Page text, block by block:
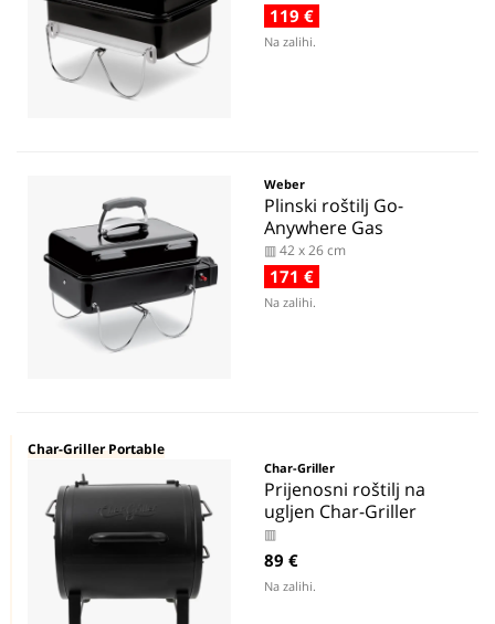
119 €
Na zalihi.
Weber
Plinski roštilj Go-
Anywhere Gas
▥ 42 x 26 cm
171 €
Na zalihi.
Char-Griller Portable
Char-Griller
Prijenosni roštilj na
ugljen Char-Griller
▥
89 €
Na zalihi.